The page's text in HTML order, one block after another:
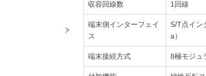
収容回線数 1回線
端末側インターフェイ
ス
S/T点イン
a）
端末接続方式 8極モジュ